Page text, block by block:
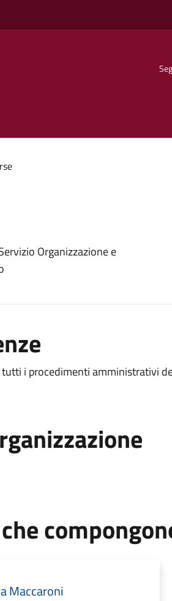
Organizzazione e
tutti i procedimenti amministrativi
Maccaroni